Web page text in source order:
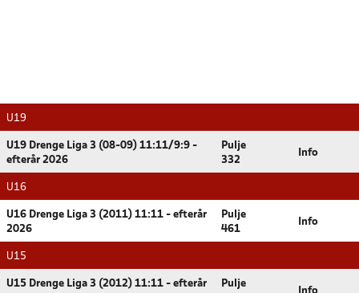
U19
U19 Drenge Liga 3 (08-09) 11:11/9:9 -
efterår 2026
Pulje
332
Info
U16
U16 Drenge Liga 3 (2011) 11:11 - efterår
2026
Pulje
461
Info
U15
U15 Drenge Liga 3 (2012) 11:11 - efterår
Pulje